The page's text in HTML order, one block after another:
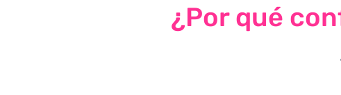
¿Por qué